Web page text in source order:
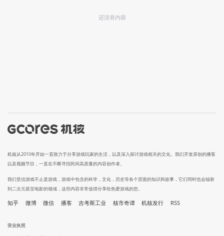
还没有内容
机核从2010年开始一直致力于分享游戏玩家的生活，以及深入探讨游戏相关的文化。我们开发原创的播客
以及视频节目，一直在不断寻找民间高质量的内容创作者。
我们坚信游戏不止是游戏，游戏中包含的科学，文化，历史等各个层面的知识和故事，它们同时也会辐射
到二次元甚至电影的领域，这些内容非常值得分享给热爱游戏的您。
知乎 微博 微信 播客 吉考斯工业 核市奇谭 机核发行 RSS
营业执照